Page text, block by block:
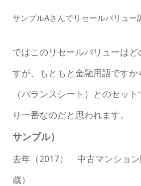
サンプルAさんでリセールバリュー
ではこのリセールバリューは
すが、もともと金融用語です
（バランスシート）とのセッ
り一番なのだと思われます。
サンプル）
去年（2017） 中古マンション
歳）